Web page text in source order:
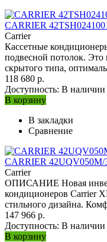
CARRIER
Carrier
Кассетные
подвесной потолок.
скрытого типа,
118 680 р.
Доступность: В наличии
В корзину
В закладки
Сравнение
CARRIER
Carrier
ОПИСАНИЕ Новая
кондиционеров Carrier
стильного дизайна.
147 966 р.
Доступность: В наличии
В корзину